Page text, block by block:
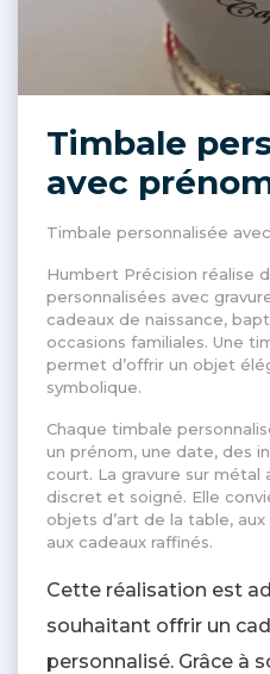
Timbale
avec
Timbale personnalisée
Humbert Précision réalise
personnalisées avec
cadeaux de naissance,
occasions familiales. Une
permet d’offrir un objet
symbolique.
Chaque timbale
un prénom, une date, des
court. La gravure sur
discret et soigné. Elle
objets d’art de la table,
aux cadeaux raffinés.
Cette réalisation est
souhaitant offrir un
personnalisé. Grâce à